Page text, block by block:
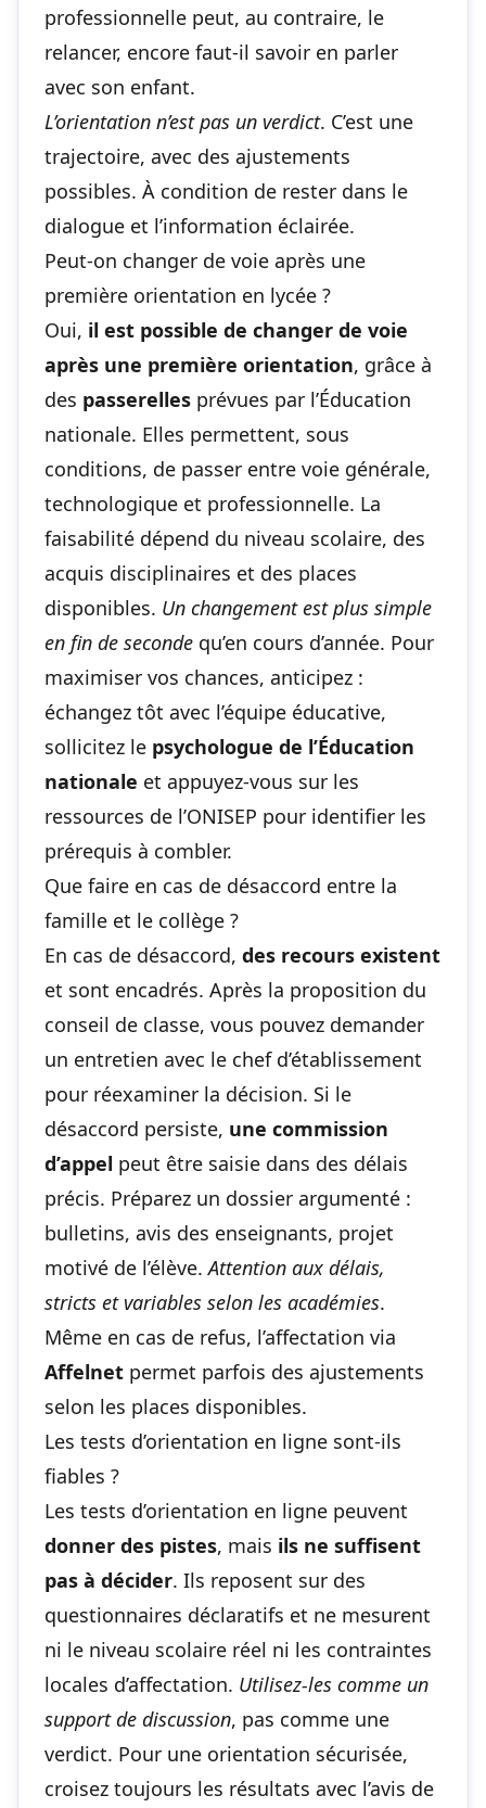
professionnelle peut, au contraire, le
relancer, encore faut‑il savoir en parler
avec son enfant.
L’orientation n’est pas un verdict. C’est une
trajectoire, avec des ajustements
possibles. À condition de rester dans le
dialogue et l’information éclairée.
Peut-on changer de voie après une
première orientation en lycée ?
Oui, il est possible de changer de voie
après une première orientation, grâce à
des passerelles prévues par l’Éducation
nationale. Elles permettent, sous
conditions, de passer entre voie générale,
technologique et professionnelle. La
faisabilité dépend du niveau scolaire, des
acquis disciplinaires et des places
disponibles. Un changement est plus simple
en fin de seconde qu’en cours d’année. Pour
maximiser vos chances, anticipez :
échangez tôt avec l’équipe éducative,
sollicitez le psychologue de l’Éducation
nationale et appuyez-vous sur les
ressources de l’ONISEP pour identifier les
prérequis à combler.
Que faire en cas de désaccord entre la
famille et le collège ?
En cas de désaccord, des recours existent
et sont encadrés. Après la proposition du
conseil de classe, vous pouvez demander
un entretien avec le chef d’établissement
pour réexaminer la décision. Si le
désaccord persiste, une commission
d’appel peut être saisie dans des délais
précis. Préparez un dossier argumenté :
bulletins, avis des enseignants, projet
motivé de l’élève.Attention aux délais,
stricts et variables selon les académies.
Même en cas de refus, l’affectation via
Affelnet permet parfois des ajustements
selon les places disponibles.
Les tests d’orientation en ligne sont-ils
fiables ?
Les tests d’orientation en ligne peuvent
donner des pistes, mais ils ne suffisent
pas à décider. Ils reposent sur des
questionnaires déclaratifs et ne mesurent
ni le niveau scolaire réel ni les contraintes
locales d’affectation. Utilisez-les comme un
support de discussion, pas comme une
verdict. Pour une orientation sécurisée,
croisez toujours les résultats avec l’avis de